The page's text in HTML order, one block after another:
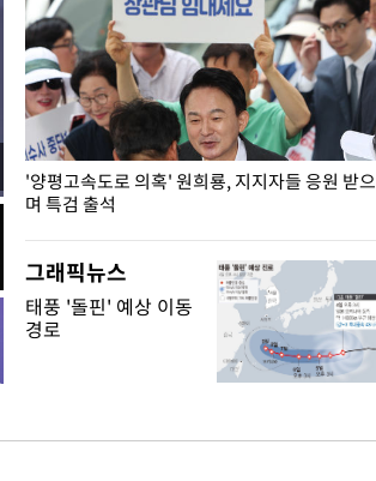
'양평고속도로 의혹' 원희룡, 지지자들 응원 받으
며 특검 출석
그래픽뉴스
태풍 '돌핀' 예상 이동
경로